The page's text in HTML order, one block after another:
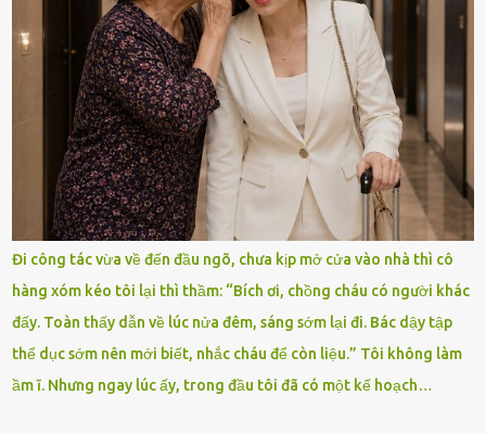
Đi công tác vừa về đến đầu ngõ, chưa kịp mở cửa vào nhà thì cô
hàng xóm kéo tôi lại thì thầm: “Bích ơi, chồng cháu có người khác
đấy. Toàn thấy dẫn về lúc nửa đêm, sáng sớm lại đi. Bác dậy tập
thể dục sớm nên mới biết, nhắc cháu để còn liệu.” Tôi không làm
ầm ĩ. Nhưng ngay lúc ấy, trong đầu tôi đã có một kế hoạch…